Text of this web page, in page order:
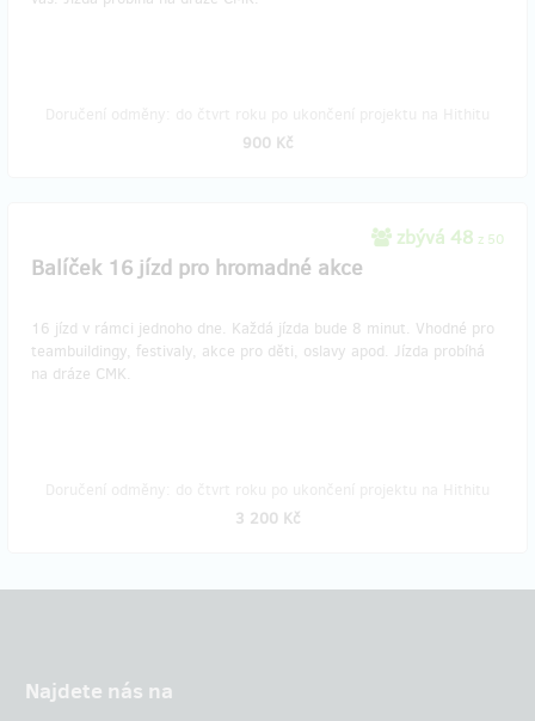
900 Kč
zbývá 48 z 50
Balíček 16 jízd pro hromadné akce
16 jízd v rámci jednoho dne. Každá jízda bude 8 minut. Vhodné pro
teambuildingy, festivaly, akce pro děti, oslavy apod. Jízda probíhá
na dráze CMK.
3 200 Kč
Najdete nás na